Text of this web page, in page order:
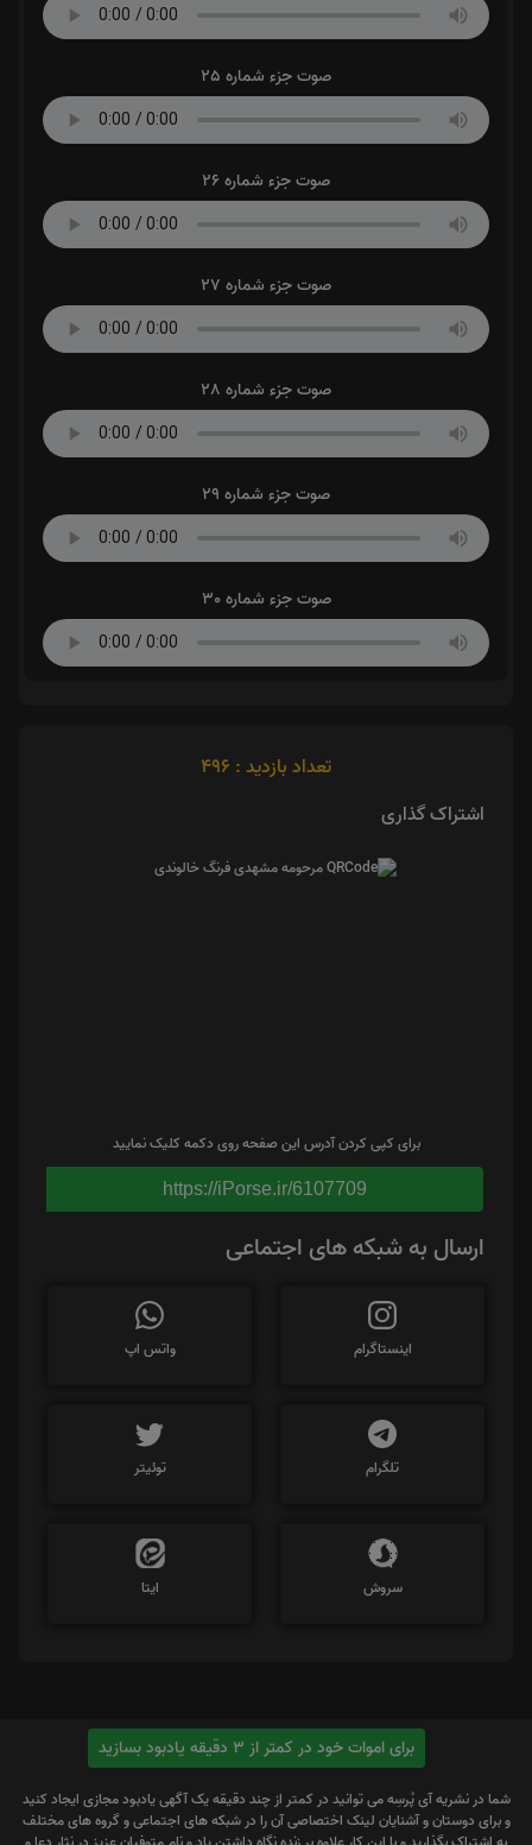
صوت جزء شماره 25
صوت جزء شماره 26
صوت جزء شماره 27
صوت جزء شماره 28
صوت جزء شماره 29
صوت جزء شماره 30
تعداد بازدید : 496
اشتراک گذاری
برای کپی کردن آدرس این صفحه روی دکمه کلیک نمایید
https://iPorse.ir/6107709
ارسال به شبکه های اجتماعی
اینستاگرام واتس اپ
تلگرام توئیتر
سروش ایتا
برای اموات خود در کمتر از 3 دقیقه یادبود بسازید
شما در نشریه آی پُرسِه می توانید در کمتر از چند دقیقه یک آگهی یادبود مجازی ایجاد کنید
و برای دوستان و آشنایان لینک اختصاصی آن را در شبکه های اجتماعی و گروه های مختلف